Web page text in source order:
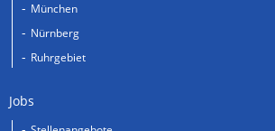
München
Nürnberg
Ruhrgebiet
Jobs